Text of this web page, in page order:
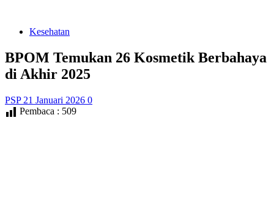
Kesehatan
BPOM Temukan 26 Kosmetik Berbahaya
di Akhir 2025
PSP 21 Januari 2026 0
Pembaca : 509